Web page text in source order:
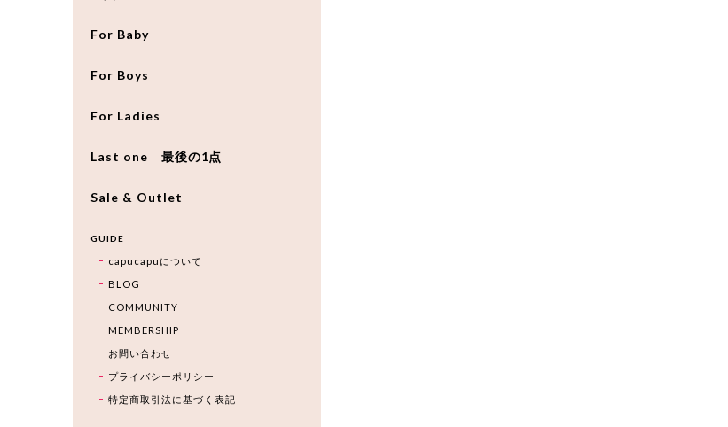
For Baby
For Boys
For Ladies
Last one 最後の1点
Sale & Outlet
GUIDE
capucapuについて
BLOG
COMMUNITY
MEMBERSHIP
お問い合わせ
プライバシーポリシー
特定商取引法に基づく表記